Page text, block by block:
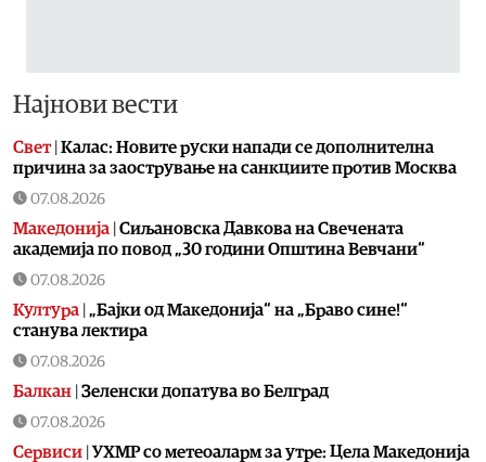
Најнови вести
Свет| Калас: Новите руски напади се дополнителна
причина за заострување на санкциите против Москва
07.08.2026
Македонија Сиљановска Давкова на Свечената
академија по повод „30 години Општина Вевчани“
07.08.2026
Култура „Бајки од Македонија“ на „Браво сине!“
станува лектира
07.08.2026
Балкан Зеленски допатува во Белград
07.08.2026
Сервиси УХМР со метеоаларм за утре: Цела Македонија